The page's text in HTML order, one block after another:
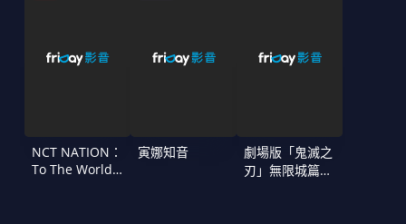
NCT NATION：
To The World
寅娜知音
劇場版「鬼滅之
刃」無限城篇